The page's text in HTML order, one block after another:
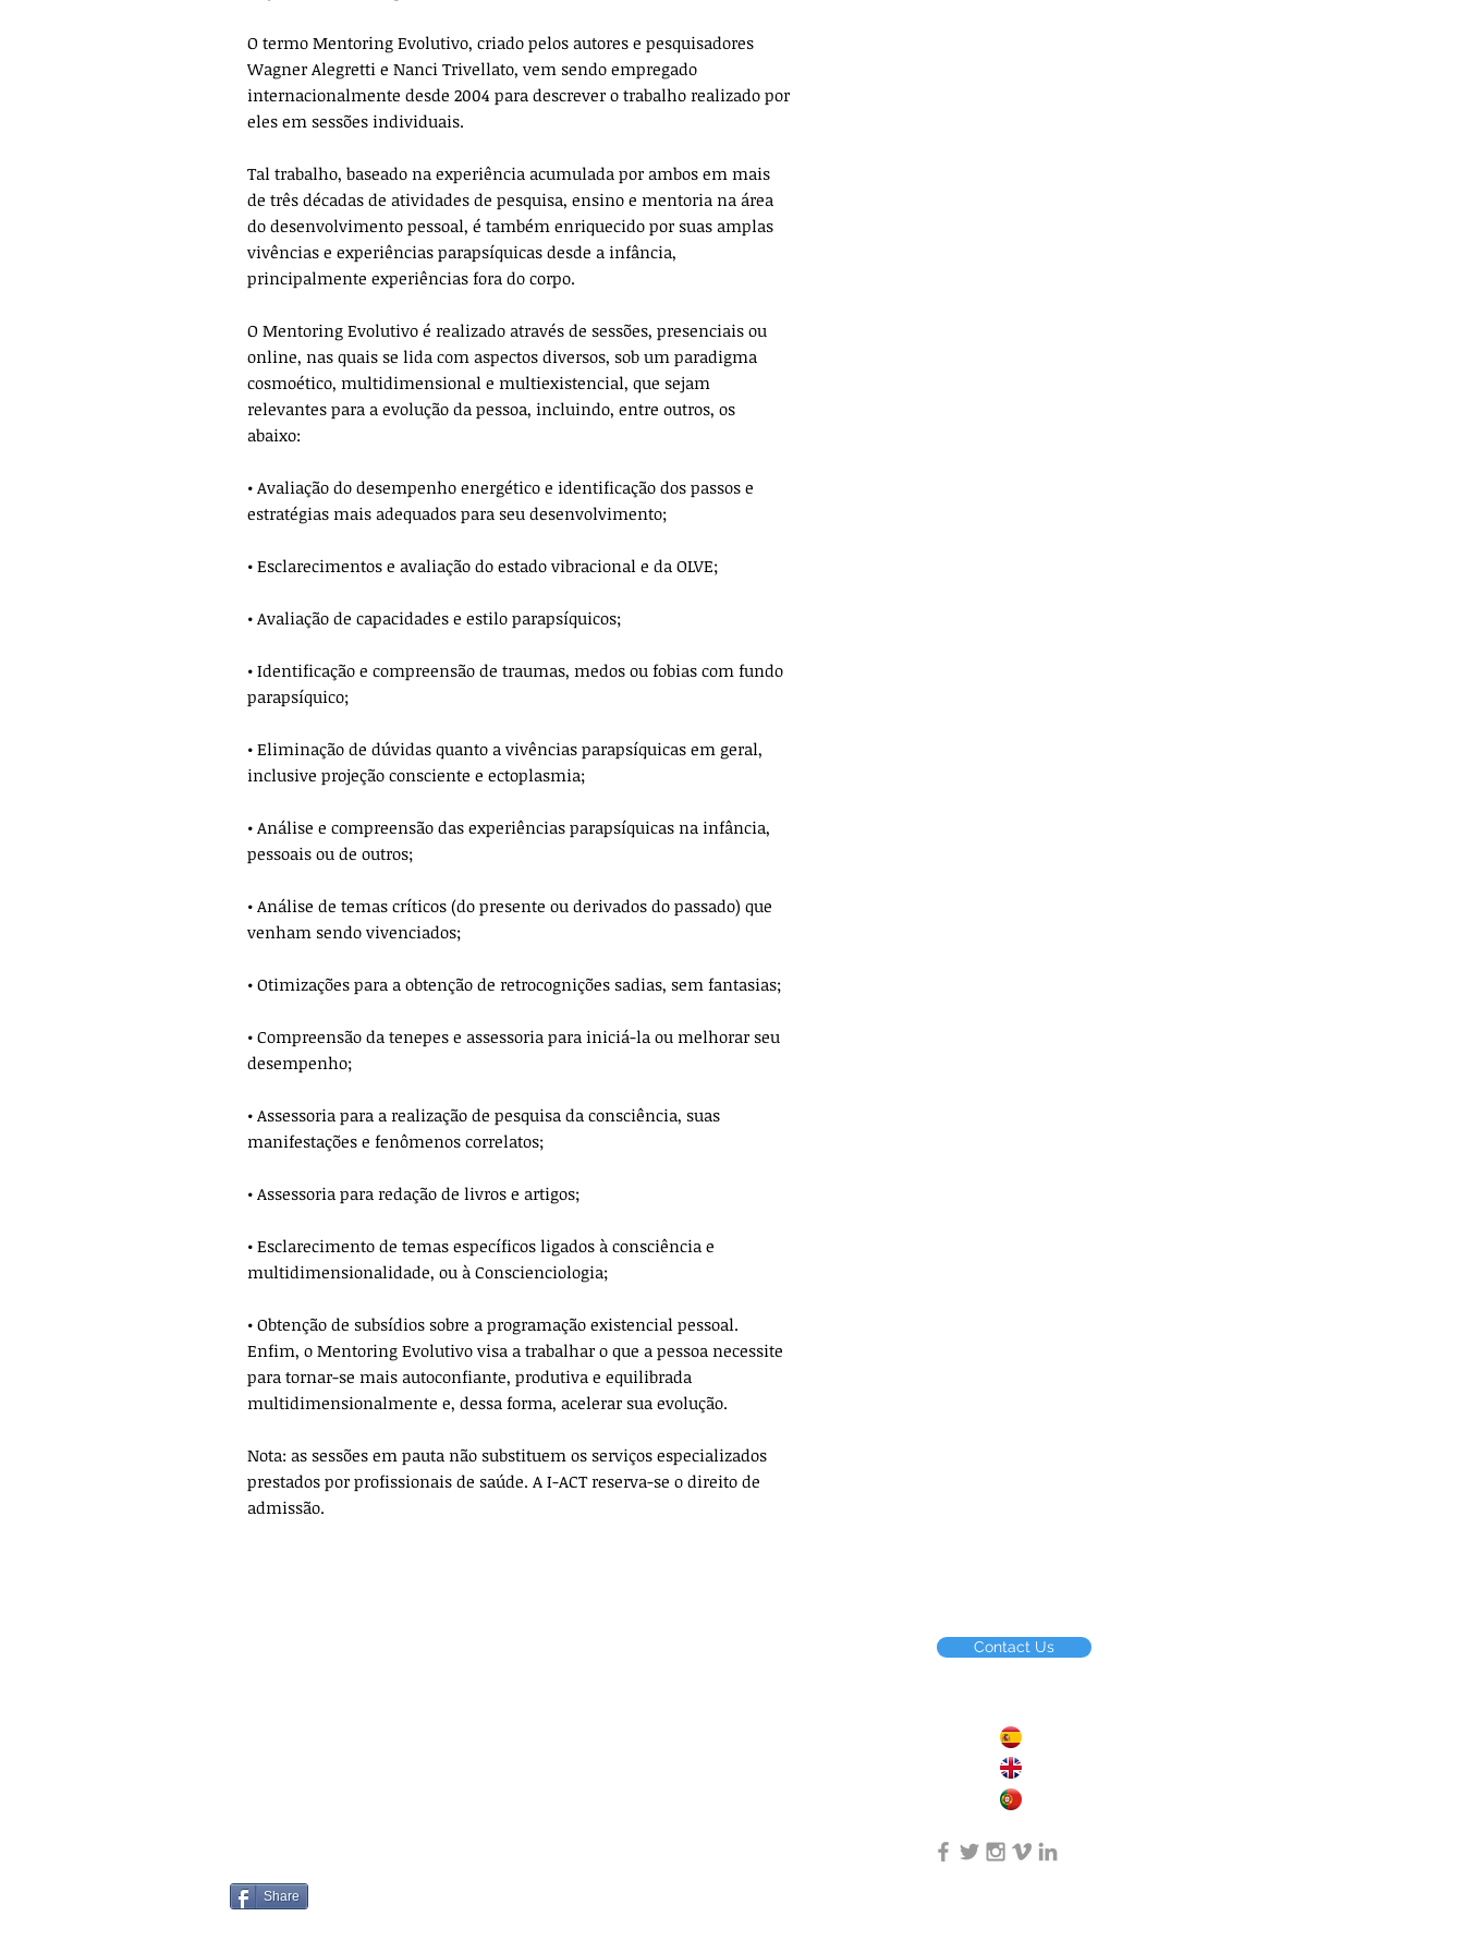
O termo Mentoring Evolutivo, criado pelos autores e pesquisadores
Wagner Alegretti e Nanci Trivellato, vem sendo empregado
internacionalmente desde 2004 para descrever o trabalho realizado por
eles em sessões individuais.
Tal trabalho, baseado na experiência acumulada por ambos em mais
de três décadas de atividades de pesquisa, ensino e mentoria na área
do desenvolvimento pessoal, é também enriquecido por suas amplas
vivências e experiências parapsíquicas desde a infância,
principalmente experiências fora do corpo.
O Mentoring Evolutivo é realizado através de sessões, presenciais ou
online, nas quais se lida com aspectos diversos, sob um paradigma
cosmoético, multidimensional e multiexistencial, que sejam
relevantes para a evolução da pessoa, incluindo, entre outros, os
abaixo:
• Avaliação do desempenho energético e identificação dos passos e
estratégias mais adequados para seu desenvolvimento;
• Esclarecimentos e avaliação do estado vibracional e da OLVE;
• Avaliação de capacidades e estilo parapsíquicos;
• Identificação e compreensão de traumas, medos ou fobias com fundo
parapsíquico;
• Eliminação de dúvidas quanto a vivências parapsíquicas em geral,
inclusive projeção consciente e ectoplasmia;
• Análise e compreensão das experiências parapsíquicas na infância,
pessoais ou de outros;
• Análise de temas críticos (do presente ou derivados do passado) que
venham sendo vivenciados;
• Otimizações para a obtenção de retrocognições sadias, sem fantasias;
• Compreensão da tenepes e assessoria para iniciá-la ou melhorar seu
desempenho;
• Assessoria para a realização de pesquisa da consciência, suas
manifestações e fenômenos correlatos;
• Assessoria para redação de livros e artigos;
• Esclarecimento de temas específicos ligados à consciência e
multidimensionalidade, ou à Conscienciologia;
• Obtenção de subsídios sobre a programação existencial pessoal.
Enfim, o Mentoring Evolutivo visa a trabalhar o que a pessoa necessite
para tornar-se mais autoconfiante, produtiva e equilibrada
multidimensionalmente e, dessa forma, acelerar sua evolução.
Nota: as sessões em pauta não substituem os serviços especializados
prestados por profissionais de saúde. A I-ACT reserva-se o direito de
admissão.
Contact Us
Share